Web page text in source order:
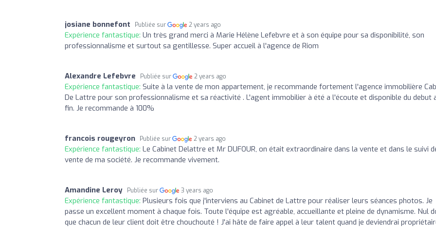
josiane bonnefont Publiée sur 2 years ago
Expérience fantastique: Un très grand merci à Marie Hélène Lefebvre et à son équipe pour sa disponibilité, son
professionnalisme et surtout sa gentillesse. Super accueil à l'agence de Riom
Alexandre Lefebvre Publiée sur 2 years ago
Expérience fantastique: Suite à la vente de mon appartement, je recommande fortement l'agence immobilière
De Lattre pour son professionnalisme et sa réactivité . L'agent immobilier à été a l'écoute et disponible du debut
fin. Je recommande à 100%
francois rougeyron Publiée sur 2 years ago
Expérience fantastique: Le Cabinet Delattre et Mr DUFOUR, on était extraordinaire dans la vente et dans le suivi
vente de ma société. Je recommande vivement.
Amandine Leroy Publiée sur 3 years ago
Expérience fantastique: Plusieurs fois que j'interviens au Cabinet de Lattre pour réaliser leurs séances photos. Je
passe un excellent moment à chaque fois. Toute l'équipe est agréable, accueillante et pleine de dynamisme. Nul
que chacun de leur client doit être chouchouté ! J'ai hâte de faire appel à leur talent quand je deviendrai